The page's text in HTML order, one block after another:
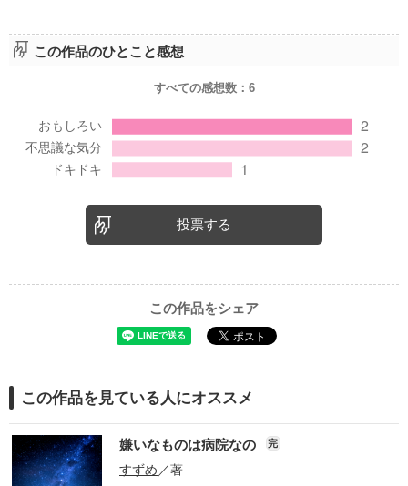
この作品のひとこと感想
すべての感想数： 6
投票する
この作品をシェア
この作品を見ている人にオススメ
嫌いなものは病院なの 完
すずめ ／著